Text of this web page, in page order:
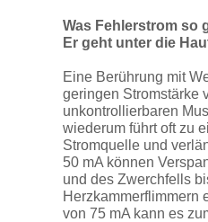
Was Fehlerstrom so
Er geht unter die
Eine Berührung mit
geringen Stromstärke
unkontrol­lier­baren
wiederum führt oft zu
Stromquelle und
50 mA können
und des Zwerchfells
Herzkammer­flimmern
von 75 mA kann es